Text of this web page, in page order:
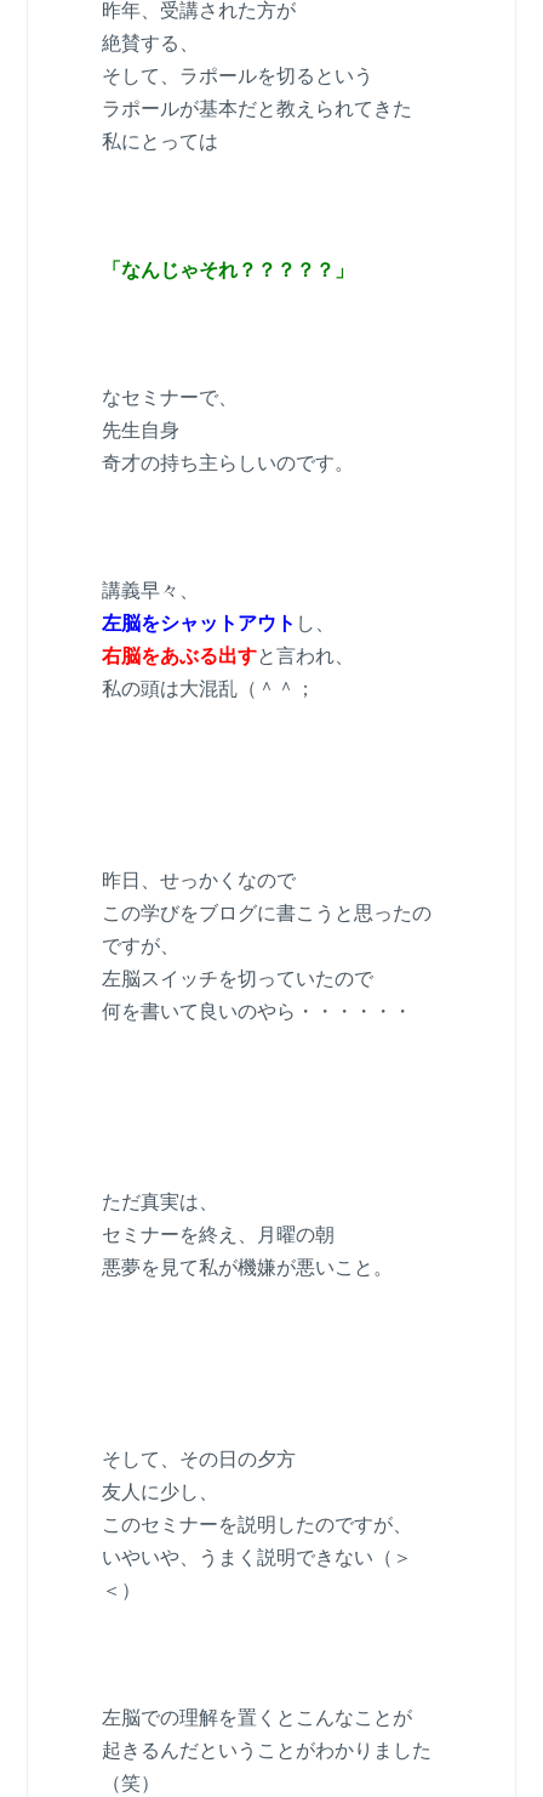
昨年、受講された方が
絶賛する、
そして、ラポールを切るという
ラポールが基本だと教えられてきた
私にとっては
「なんじゃそれ？？？？？」
なセミナーで、
先生自身
奇才の持ち主らしいのです。
講義早々、
左脳をシャットアウト し、
右脳をあぶる出すと言われ、
私の頭は大混乱（＾＾；
昨日、せっかくなので
この学びをブログに書こうと思ったの
ですが、
左脳スイッチを切っていたので
何を書いて良いのやら・・・・・・
ただ真実は、
セミナーを終え、月曜の朝
悪夢を見て私が機嫌が悪いこと。
そして、その日の夕方
友人に少し、
このセミナーを説明したのですが、
いやいや、うまく説明できない（＞
＜）
左脳での理解を置くとこんなことが
起きるんだということがわかりました
（笑）